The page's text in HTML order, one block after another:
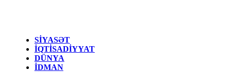
SİYASƏT
İQTİSADİYYAT
DÜNYA
İDMAN